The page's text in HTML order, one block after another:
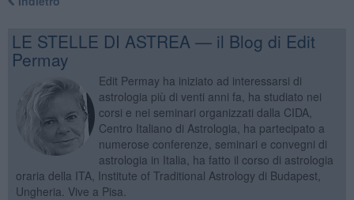
LE STELLE DI ASTREA — il Blog di Edit
Permay
Edit Permay ha iniziato ad interessarsi di
astrologia più di venti anni fa, ha studiato nei
corsi e nei seminari organizzati dalla CIDA,
Centro Italiano di Astrologia, ha partecipato a
numerose conferenze, seminari e convegni di
astrologia in Italia, ha fatto il corso di astrologia
oraria della ITA, Institute of Traditional Astrology di Budapest,
Ungheria. Vive a Pisa.